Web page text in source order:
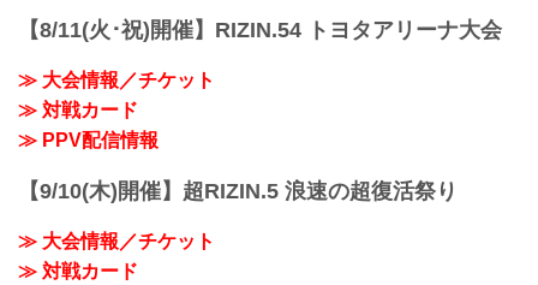
BACKSTAGE G...
RIZIN MMAルール：5分 3R（54.0kg）
【8/11(火･祝)開催】RIZIN.54 トヨタアリーナ大会
≫ 大会情報／チケット
≫ 対戦カード
≫ PPV配信情報
【9/10(木)開催】超RIZIN.5 浪速の超復活祭り
≫ 大会情報／チケット
≫ 対戦カード